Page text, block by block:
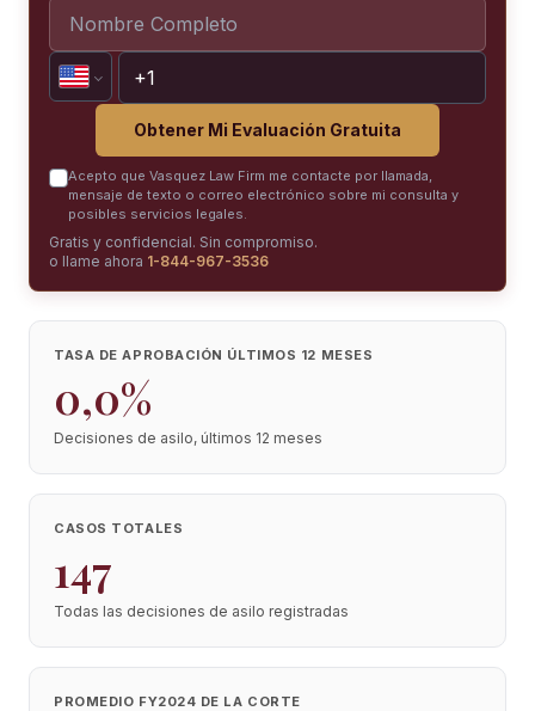
Obtener Mi Evaluación Gratuita
Acepto que Vasquez Law Firm me contacte por llamada,
mensaje de texto o correo electrónico sobre mi consulta y
posibles servicios legales.
Gratis y confidencial. Sin compromiso.
o llame ahora 1-844-967-3536
TASA DE APROBACIÓN ÚLTIMOS 12 MESES
0,0%
Decisiones de asilo, últimos 12 meses
CASOS TOTALES
147
Todas las decisiones de asilo registradas
PROMEDIO FY2024 DE LA CORTE